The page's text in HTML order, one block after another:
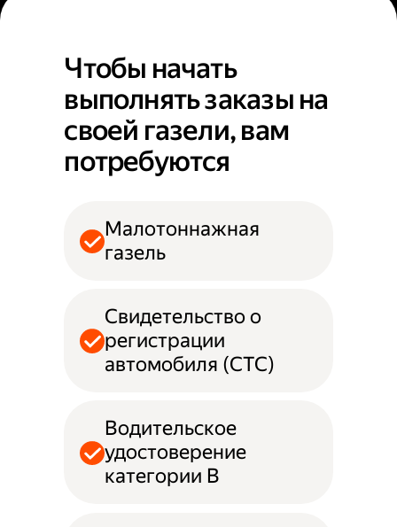
Чтобы начать
выполнять заказы на
своей газели, вам
потребуются
Малотоннажная
газель
Свидетельство о
регистрации
автомобиля (СТС)
Водительское
удостоверение
категории B